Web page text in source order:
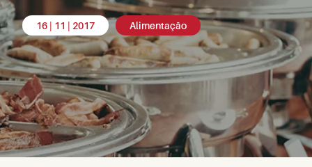
16 | 11 | 2017 Alimentação